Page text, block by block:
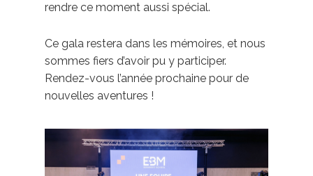
rendre ce moment aussi spécial.
Ce gala restera dans les mémoires, et nous
sommes fiers d’avoir pu y participer.
Rendez-vous l’année prochaine pour de
nouvelles aventures !